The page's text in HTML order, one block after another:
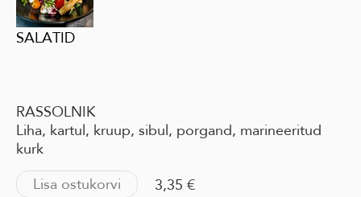
SALATID
RASSOLNIK
Liha, kartul, kruup, sibul, porgand, marineeritud
kurk
Lisa ostukorvi
3,35 €